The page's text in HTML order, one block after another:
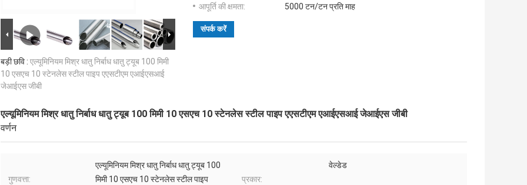
बड़ी छवि : एल्यूमिनियम मिश्र धातु निर्बाध धातु ट्यूब 100 मिमी
10 एसएच 10 स्टेनलेस स्टील पाइप एएसटीएम एआईएसआई
जेआईएस जीबी
आपूर्ति की क्षमता:
5000 टन/टन प्रति माह
संपर्क करें
एल्यूमिनियम मिश्र धातु निर्बाध धातु ट्यूब 100 मिमी 10 एसएच 10 स्टेनलेस स्टील पाइप एएसटीएम एआईएसआई जेआईएस जीबी
वर्णन
गुणवत्ता:
एल्यूमिनियम मिश्र धातु निर्बाध धातु ट्यूब 100
मिमी 10 एसएच 10 स्टेनलेस स्टील पाइप
प्रकार:
वेल्डेड